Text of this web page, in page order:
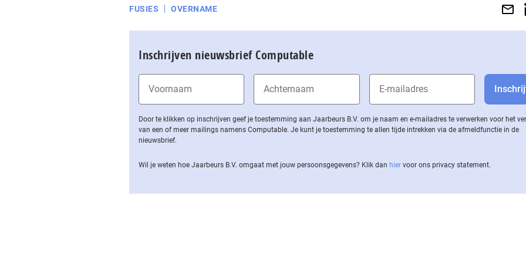
FUSIES OVERNAME
Inschrijven nieuwsbrief Computable
Door te klikken op inschrijven geef je toestemming aan Jaarbeurs B.V. om je naam en e-mailadres te verwerken voor het
van een of meer mailings namens Computable. Je kunt je toestemming te allen tijde intrekken via de af­meld­func­tie in de
nieuwsbrief.
Wil je weten hoe Jaarbeurs B.V. omgaat met jouw per­soons­ge­ge­vens? Klik dan hier voor ons privacy statement.